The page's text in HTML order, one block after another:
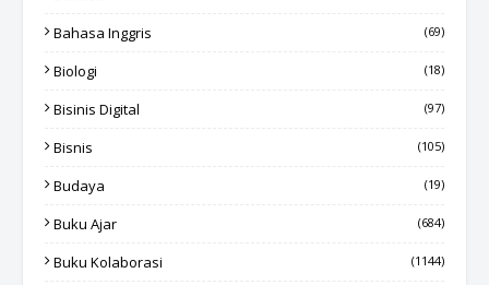
Bahasa Inggris (69)
Biologi (18)
Bisinis Digital (97)
Bisnis (105)
Budaya (19)
Buku Ajar (684)
Buku Kolaborasi (1144)